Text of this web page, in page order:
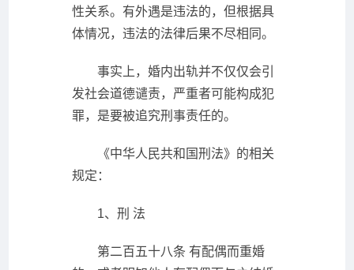
性关系。有外遇是违法的，但根据具
体情况，违法的法律后果不尽相同。
事实上，婚内出轨并不仅仅会引
发社会道德谴责，严重者可能构成犯
罪，是要被追究刑事责任的。
《中华人民共和国刑法》的相关
规定：
1、刑 法
第二百五十八条 有配偶而重婚